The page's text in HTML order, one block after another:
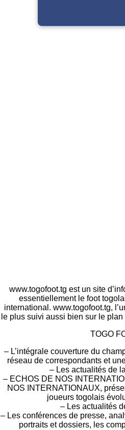
www.togofoot.tg est un site
essentiellement le foot
international. www.togofoot.tg,
le plus suivi aussi bien sur le
TOGO
– L’intégrale couverture du
réseau de correspondants et
– Les actualités de
– ECHOS DE NOS
NOS INTERNATIONAUX,
joueurs togolais
– Les actualités
– Les conférences de presse,
portraits et dossiers, les